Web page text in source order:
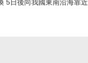
5日後向我國東南沿海靠近